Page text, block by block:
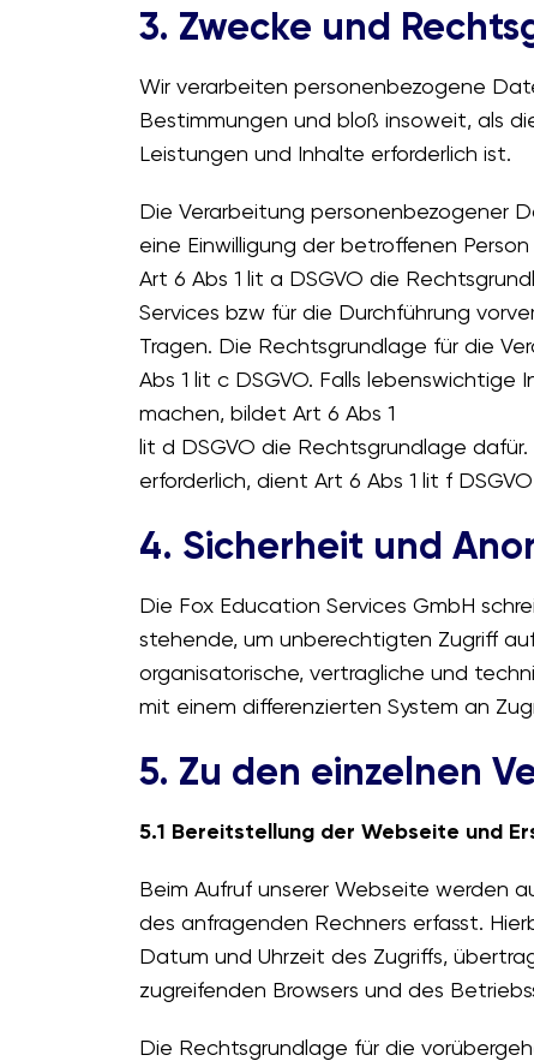
3. Zwecke und
Wir verarbeiten personenbezogene
Bestimmungen und bloß insoweit, als
Leistungen und Inhalte erforderlich ist.
Die Verarbeitung personenbezogener
eine Einwilligung der betroffenen
Art 6 Abs 1 lit a DSGVO die
Services bzw für die Durchführung
Tragen. Die Rechtsgrundlage für die
Abs 1 lit c DSGVO. Falls
machen, bildet Art 6 Abs 1
lit d DSGVO die Rechtsgrundlage
erforderlich, dient Art 6 Abs 1 lit f
4. Sicherheit und
Die Fox Education Services GmbH
stehende, um unberechtigten Zugriff
organisatorische, vertragliche und
mit einem differenzierten System an
5. Zu den einzelnen
5.1 Bereitstellung der Webseite und
Beim Aufruf unserer Webseite werden
des anfragenden Rechners erfasst.
Datum und Uhrzeit des Zugriffs,
zugreifenden Browsers und des
Die Rechtsgrundlage für die